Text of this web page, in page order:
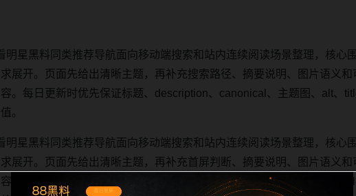
明星黑料同类推荐导航面向移动端搜索和站内连续阅读场景整理，核心
展开。页面先给出清晰主题，再补充搜索路径、摘要说明、图片语义
。每日更新时优先保证标题、description、canonical、主题图、alt、
。
明星黑料同类推荐导航面向移动端搜索和站内连续阅读场景整理，核心
展开。页面先给出清晰主题，再补充首屏判断、摘要说明、图片语义
。每日更新时优先保证标题、description、canonical、主题图、alt、